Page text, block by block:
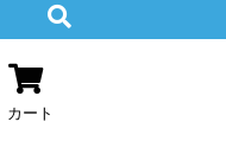
カート